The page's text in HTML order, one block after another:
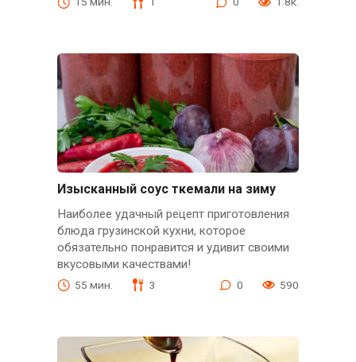
Изысканный соус ткемали на зиму
Наиболее удачный рецепт приготовления
блюда грузинской кухни, которое
обязательно понравится и удивит своими
вкусовыми качествами!
55 мин. 3 0 590